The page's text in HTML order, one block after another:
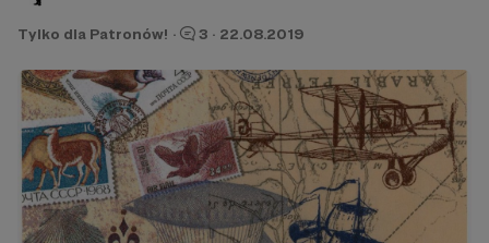
Tylko dla Patronów! · 3 · 22.08.2019